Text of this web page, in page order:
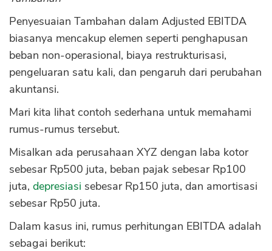
Penyesuaian Tambahan dalam Adjusted EBITDA
biasanya mencakup elemen seperti penghapusan
beban non-operasional, biaya restrukturisasi,
pengeluaran satu kali, dan pengaruh dari perubahan
akuntansi.
Mari kita lihat contoh sederhana untuk memahami
rumus-rumus tersebut.
Misalkan ada perusahaan XYZ dengan laba kotor
sebesar Rp500 juta, beban pajak sebesar Rp100
juta, depresiasi sebesar Rp150 juta, dan amortisasi
sebesar Rp50 juta.
Dalam kasus ini, rumus perhitungan EBITDA adalah
sebagai berikut: